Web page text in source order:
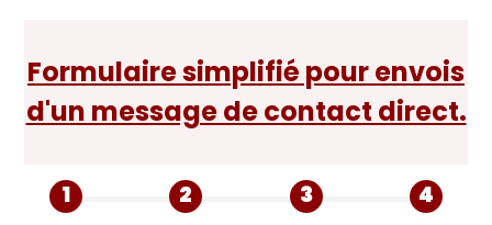
Formulaire simplifié pour envois
d'un message de contact direct.
1 2 3 4